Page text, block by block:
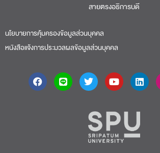
สายตรงอธิการบดี​
นโยบายการคุ้มครองข้อมูลส่วนบุคคล
หนังสือแจ้งการประมวลผลข้อมูลส่วนบุคคล